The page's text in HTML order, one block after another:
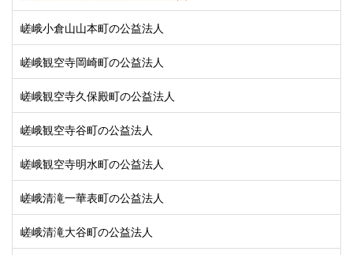
嵯峨小倉山山本町の公益法人
嵯峨観空寺岡崎町の公益法人
嵯峨観空寺久保殿町の公益法人
嵯峨観空寺谷町の公益法人
嵯峨観空寺明水町の公益法人
嵯峨清滝一華表町の公益法人
嵯峨清滝大谷町の公益法人